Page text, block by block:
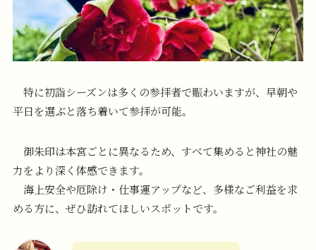
特に初詣シーズンは多くの参拝者で賑わいますが、早朝や
平日を選ぶと落ち着いて参拝が可能。
御朱印は本宮ごとに異なるため、すべて集めると神社の魅
力をより深く体感できます。
海上安全や厄除け・仕事運アップなど、多様なご利益を求
める方に、ぜひ訪れてほしいスポットです。